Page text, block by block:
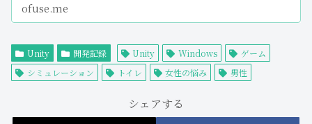
ofuse.me
Unity 開発記録 Unity Windows
ゲーム
シミュレーション
トイレ 女性の悩み 男性
シェアする